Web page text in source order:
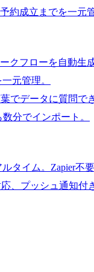
約成立までを一元管
クフローを自動生成
元管理。
でデータに質問で
分でインポート。
タイム。Zapier不要
、プッシュ通知付